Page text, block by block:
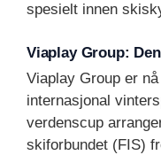
spesielt innen
Viaplay Group:
Viaplay Group er
internasjonal
verdenscup
skiforbundet (FIS)